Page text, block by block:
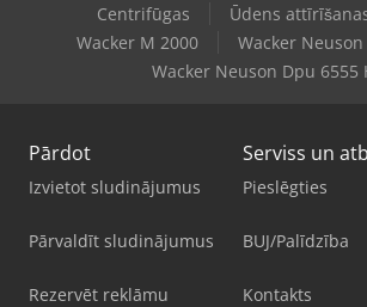
Centrifūgas
Ūdens
Wacker M 2000
Wacker
Wacker Neuson Dpu 6555
Pārdot
Izvietot sludinājumus
Pārvaldīt sludinājumus
Rezervēt reklāmu
Serviss un
Pieslēgties
BUJ/Palīdzība
Kontakts